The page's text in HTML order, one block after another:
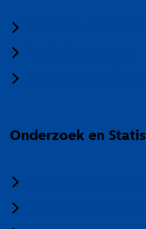
Onderzoek en